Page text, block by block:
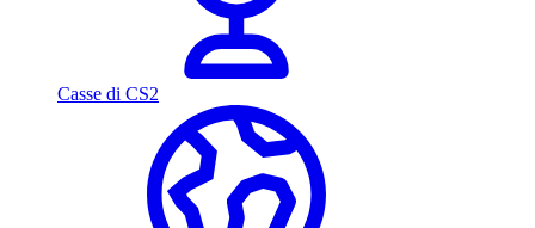
Casse di CS2